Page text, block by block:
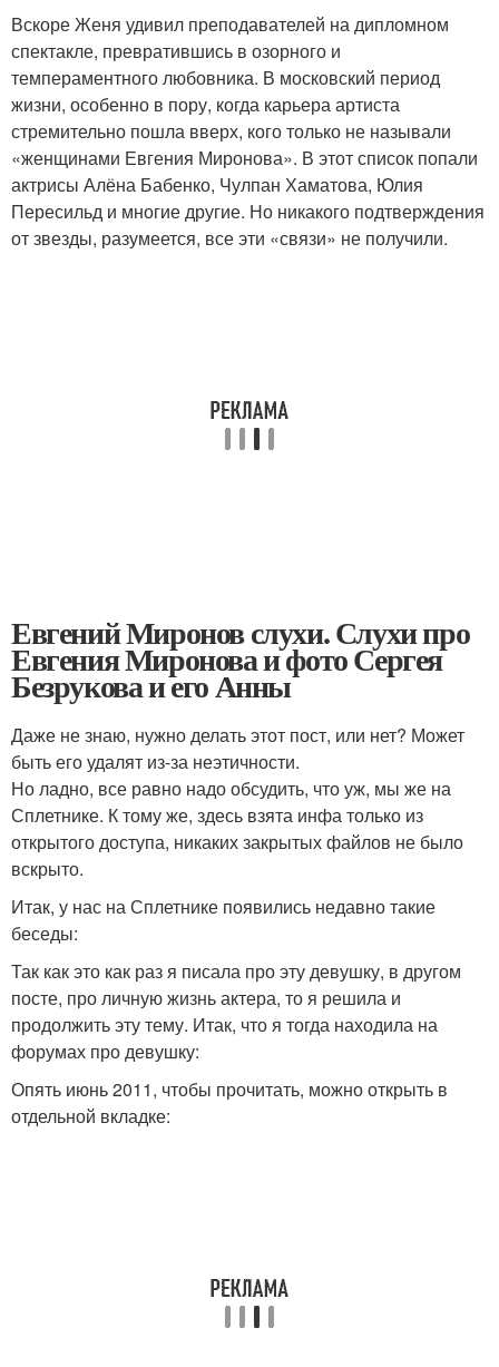
Вскоре Женя удивил преподавателей на дипломном
спектакле, превратившись в озорного и
темпераментного любовника. В московский период
жизни, особенно в пору, когда карьера артиста
стремительно пошла вверх, кого только не называли
«женщинами Евгения Миронова». В этот список попали
актрисы Алёна Бабенко, Чулпан Хаматова, Юлия
Пересильд и многие другие. Но никакого подтверждения
от звезды, разумеется, все эти «связи» не получили.
Евгений Миронов слухи. Слухи про
Евгения Миронова и фото Сергея
Безрукова и его Анны
Даже не знаю, нужно делать этот пост, или нет? Может
быть его удалят из-за неэтичности.
Но ладно, все равно надо обсудить, что уж, мы же на
Сплетнике. К тому же, здесь взята инфа только из
открытого доступа, никаких закрытых файлов не было
вскрыто.
Итак, у нас на Сплетнике появились недавно такие
беседы:
Так как это как раз я писала про эту девушку, в другом
посте, про личную жизнь актера, то я решила и
продолжить эту тему. Итак, что я тогда находила на
форумах про девушку:
Опять июнь 2011, чтобы прочитать, можно открыть в
отдельной вкладке: